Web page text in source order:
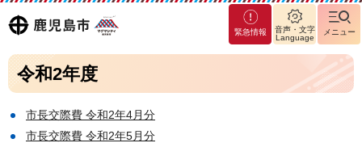
鹿児島
市
マグ
マシ
ティ
鹿児
島市
緊急情報
音声・文字
Language
メニュー
令和2年度
市長交際費 令和2年4月分
市長交際費 令和2年5月分